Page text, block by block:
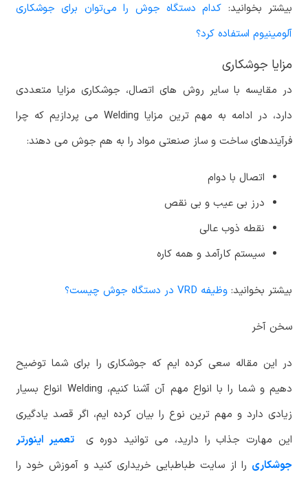
بیشتر بخوانید: کدام دستگاه جوش را می‌توان برای جوشکاری‌
آلومینیوم استفاده کرد؟
مزایا جوشکاری
در مقایسه با سایر روش های اتصال، جوشکاری مزایا متعددی
دارد، در ادامه به مهم ترین مزایا Welding می پردازیم که چرا
فرآیندهای ساخت و ساز صنعتی مواد را به هم جوش می دهند:
اتصال با دوام
درز بی عیب و بی نقص
نقطه ذوب عالی
سیستم کارآمد و همه کاره
بیشتر بخوانید: وظیفه‌ VRD در دستگاه جوش چیست؟
سخن آخر
در این مقاله سعی کرده ایم که جوشکاری را برای شما توضیح
دهیم و شما را با انواع مهم آن آشنا کنیم، Welding انواع بسیار
زیادی دارد و مهم ترین نوع را بیان کرده ایم، اگر قصد یادگیری
این مهارت جذاب را دارید، می توانید دوره یتعمیر اینورتر
جوشکاری را از سایت طباطبایی خریداری کنید و آموزش خود را